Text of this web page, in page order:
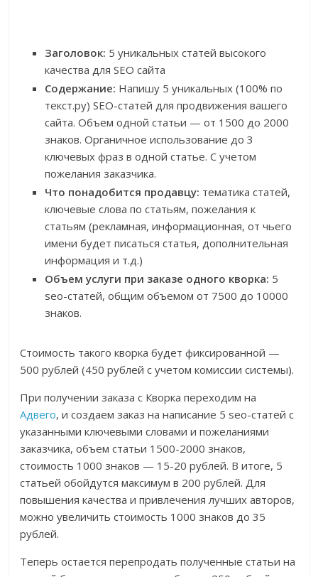
Заголовок: 5 уникальных статей высокого
качества для SEO сайта
Содержание: Напишу 5 уникальных (100% по
текст.ру) SEO-статей для продвижения вашего
сайта. Объем одной статьи — от 1500 до 2000
знаков. Органичное использование до 3
ключевых фраз в одной статье. С учетом
пожелания заказчика.
Что понадобится продавцу: тематика статей,
ключевые слова по статьям, пожелания к
статьям (рекламная, информационная, от чьего
имени будет писаться статья, дополнительная
информация и т.д.)
Объем услуги при заказе одного кворка: 5
seo-статей, общим объемом от 7500 до 10000
знаков.
Стоимость такого кворка будет фиксированной —
500 рублей (450 рублей с учетом комиссии системы).
При получении заказа с Кворка переходим на
Адвего, и создаем заказ на написание 5 seo-статей с
указанными ключевыми словами и пожеланиями
заказчика, объем статьи 1500-2000 знаков,
стоимость 1000 знаков — 15-20 рублей. В итоге, 5
статьей обойдутся максимум в 200 рублей. Для
повышения качества и привлечения лучших авторов,
можно увеличить стоимость 1000 знаков до 35
рублей.
Теперь остается перепродать полученные статьи на